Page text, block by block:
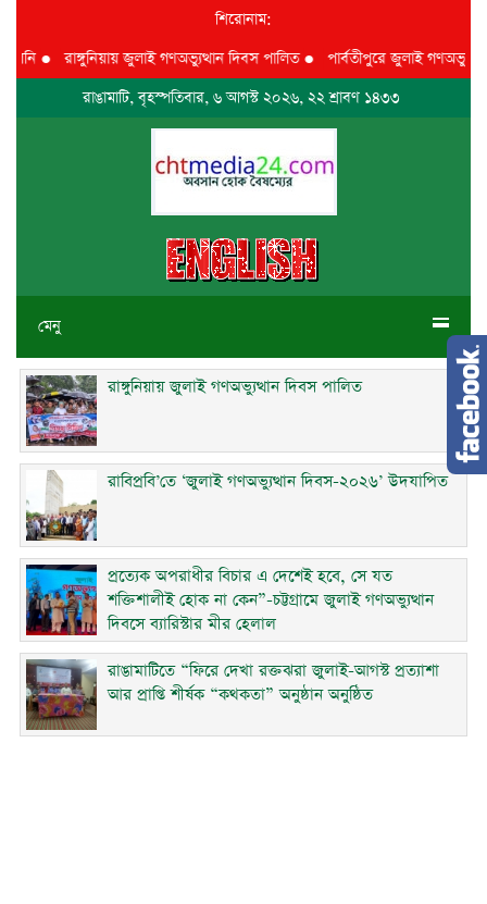
শিরোনাম:
●রাঙ্গুনিয়ায় জুলাই গণঅভ্যুত্থান দিবস পালিত●পার্বতীপুরে জুলাই গণঅভ্যুত্থান
রাঙামাটি, বৃহস্পতিবার, ৬ আগস্ট ২০২৬, ২২ শ্রাবণ ১৪৩৩
মেনু
রাঙ্গুনিয়ায় জুলাই গণঅভ্যুত্থান দিবস পালিত
রাবিপ্রবি’তে ‘জুলাই গণঅভ্যুত্থান দিবস-২০২৬’ উদযাপিত
প্রত্যেক অপরাধীর বিচার এ দেশেই হবে, সে যত
শক্তিশালীই হোক না কেন”-চট্টগ্রামে জুলাই গণঅভ্যুত্থান
দিবসে ব্যারিস্টার মীর হেলাল
রাঙামাটিতে “ফিরে দেখা রক্তঝরা জুলাই-আগস্ট প্রত্যাশা
আর প্রাপ্তি শীর্ষক “কথকতা” অনুষ্ঠান অনুষ্ঠিত